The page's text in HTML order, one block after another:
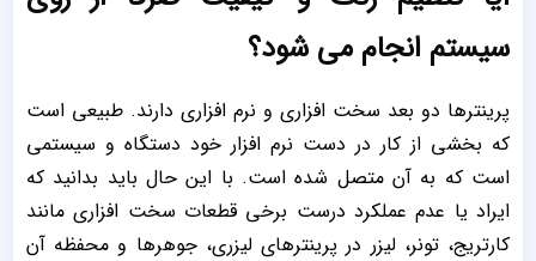
سیستم انجام می شود؟
پرینترها دو بعد سخت افزاری و نرم افزاری دارند. طبیعی است
که بخشی از کار در دست نرم افزار خود دستگاه و سیستمی
است که به آن متصل شده است. با این حال باید بدانید که
ایراد یا عدم عملکرد درست برخی قطعات سخت افزاری مانند
کارتریج، تونر، لیزر در پرینترهای لیزری، جوهرها و محفظه آن